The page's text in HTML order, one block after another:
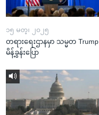
၁၅ မတ္၊ ၂၀၂၅
တရားရေးဌာနမှာ သမ္မတ Trump
မိန့်ခွန်းပြော